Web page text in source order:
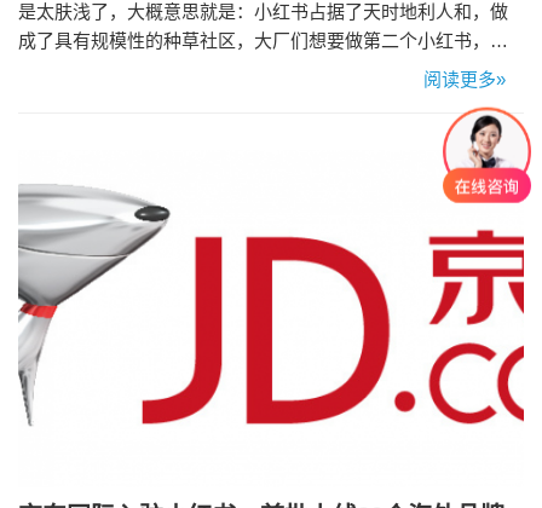
是太肤浅了，大概意思就是：小红书占据了天时地利人和，做
成了具有规模性的种草社区，大厂们想要做第二个小红书，几
乎不可能。 不管是阿里的逛逛，还是抖音的可颂，看起来拥有6
系就更不用说了，前几年靠补贴做着内容搬运的骚操作，也早
就凉了。 想再出第二个小红书，确实很难~ 但我还是要说，请
提前做好逃…
阅读更多»